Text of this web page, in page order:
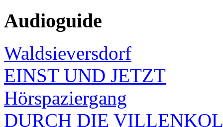
Audioguide
Waldsieversdorf
EINST UND JETZT
Hörspaziergang
DURCH DIE